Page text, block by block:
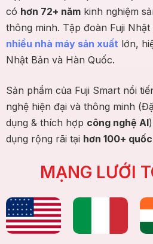
có hơn 72+ năm kinh nghiệm
thông minh. Tập đoàn Fuji
nhiều nhà máy sản xuất lớn,
Nhật Bản và Hàn Quốc.
Sản phẩm của Fuji Smart nổi
nghệ hiện đại và thông minh
dụng & thích hợp công nghệ AI
dụng rộng rãi tại hơn 100+
MẠNG LƯỚI